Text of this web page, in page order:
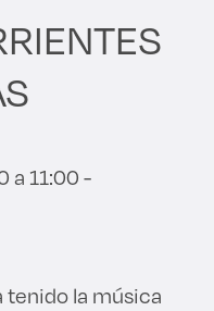
a 11:00 -
tenido la música